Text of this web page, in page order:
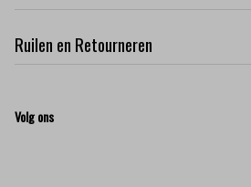
Ruilen en Retourneren
Volg ons